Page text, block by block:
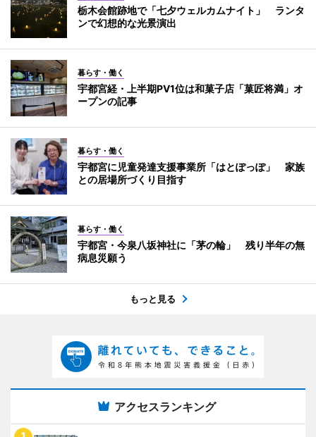
栃木会館跡地で「七夕ウェルカムナイト」 ランタ
ンで幻想的な光景演出
暮らす・働く
宇都宮経・上半期PV1位は和菓子店「菓匠将満」オ
ープンの記事
暮らす・働く
宇都宮に児童発達支援事業所「はとぽっぽ」 家族
との居場所づくり目指す
暮らす・働く
宇都宮・今泉八坂神社に「茅の輪」 残り半年の無
病息災願う
もっと見る
アクセスランキング